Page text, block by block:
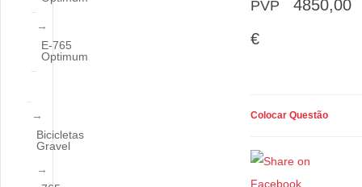
PVP
4850,00
€
Colocar Questão
E-765
Optimum
Bicicletas
Gravel